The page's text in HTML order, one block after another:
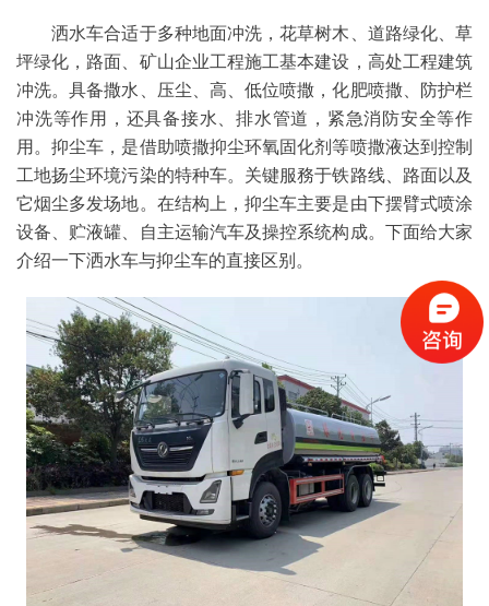
洒水车合适于多种地面冲洗，花草树木、道路绿化、草
坪绿化，路面、矿山企业工程施工基本建设，高处工程建筑
冲洗。具备撒水、压尘、高、低位喷撒，化肥喷撒、防护栏
冲洗等作用，还具备接水、排水管道，紧急消防安全等作
用。抑尘车，是借助喷撒抑尘环氧固化剂等喷撒液达到控制
工地扬尘环境污染的特种车。关键服務于铁路线、路面以及
它烟尘多发场地。在结构上，抑尘车主要是由下摆臂式喷涂
设备、贮液罐、自主运输汽车及操控系统构成。下面给大家
介绍一下洒水车与抑尘车的直接区别。